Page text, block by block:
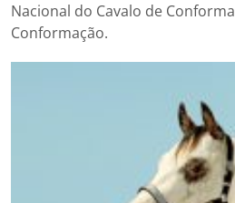
Nacional do Cavalo de
Conformação.